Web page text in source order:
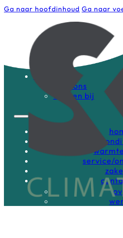
Ga naar hoofdinhoud Ga naar
home
airconditioning
warmtepomp
service/onderhoud
over ons
werken bij
service/